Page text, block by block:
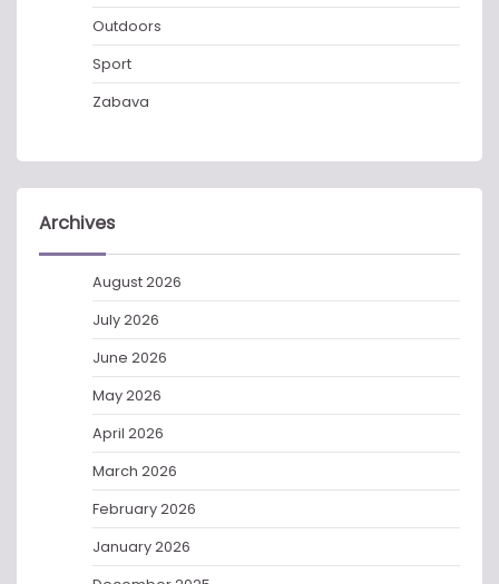
Outdoors
Sport
Zabava
Archives
August 2026
July 2026
June 2026
May 2026
April 2026
March 2026
February 2026
January 2026